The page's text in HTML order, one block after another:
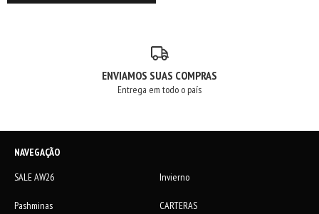
ENVIAMOS SUAS COMPRAS
Entrega em todo o país
NAVEGAÇÃO
SALE AW26
Invierno
Pashminas CARTERAS